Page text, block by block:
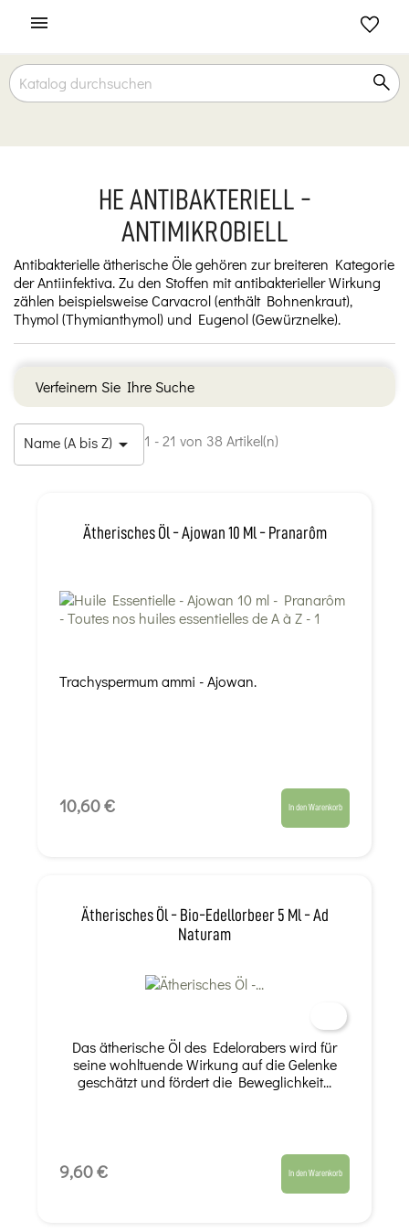

HE ANTIBAKTERIELL -
ANTIMIKROBIELL
Antibakterielle ätherische Öle gehören zur breiteren Kategorie
der Antiinfektiva. Zu den Stoffen mit antibakterieller Wirkung
zählen beispielsweise Carvacrol (enthält Bohnenkraut),
Thymol (Thymianthymol) und Eugenol (Gewürznelke).
Verfeinern Sie Ihre Suche
Name (A bis Z)  1 - 21 von 38 Artikel(n)
Ätherisches Öl - Ajowan 10 Ml - Pranarôm
Trachyspermum ammi - Ajowan.
10,60 € In den Warenkorb
Ätherisches Öl - Bio-Edellorbeer 5 Ml - Ad
Naturam
Das ätherische Öl des Edelorabers wird für
seine wohltuende Wirkung auf die Gelenke
geschätzt und fördert die Beweglichkeit...
9,60 € In den Warenkorb